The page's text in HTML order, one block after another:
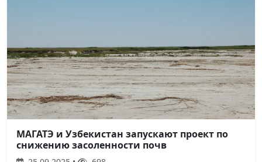
МАГАТЭ и Узбекистан запускают проект по
снижению засоленности почв